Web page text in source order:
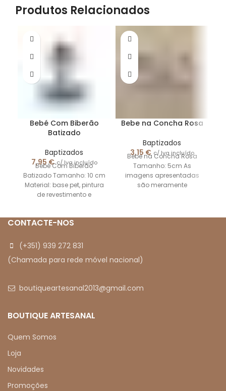
Produtos Relacionados
Bebé Com Biberão
Batizado
Baptizados
7,95€ c/ Iva incluído
Bebé Com Biberão
Batizado Tamanho: 10 cm
Material: base pet, pintura
de revestimento e
meramente
Bebe na Concha Rosa
Baptizados
3,15 € c/ Iva incluído
Bebe na Concha Rosa
Tamanho: 5cm As
imagens apresentadas
são meramente
CONTACTE-NOS
(+351) 939 272 831
(Chamada para rede móvel nacional)
boutiqueartesanal2013@gmail.com
BOUTIQUE ARTESANAL
Quem Somos
Loja
Novidades
Promoções